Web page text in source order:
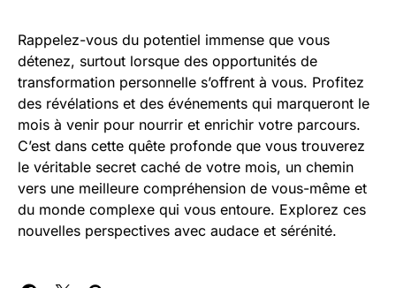
Rappelez-vous du potentiel immense que vous
détenez, surtout lorsque des opportunités de
transformation personnelle s’offrent à vous. Profitez
des révélations et des événements qui marqueront le
mois à venir pour nourrir et enrichir votre parcours.
C’est dans cette quête profonde que vous trouverez
le véritable secret caché de votre mois, un chemin
vers une meilleure compréhension de vous-même et
du monde complexe qui vous entoure. Explorez ces
nouvelles perspectives avec audace et sérénité.